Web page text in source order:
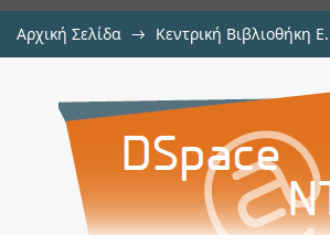
Αρχική Σελίδα → Κεντρική Βιβλιοθήκη
Ευφυή
περιβάλλοντα